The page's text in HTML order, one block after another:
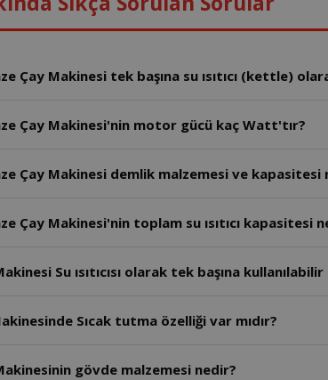
Çay Makinesi tek başına su ısıtıcı (kettle)
Çay Makinesi'nin motor gücü kaç Watt'tır?
Çay Makinesi demlik malzemesi ve kapasitesi
Çay Makinesi'nin toplam su ısıtıcı kapasitesi
Su ısıtıcısı olarak tek başına kullanılabilir
Sıcak tutma özelliği var mıdır?
gövde malzemesi nedir?